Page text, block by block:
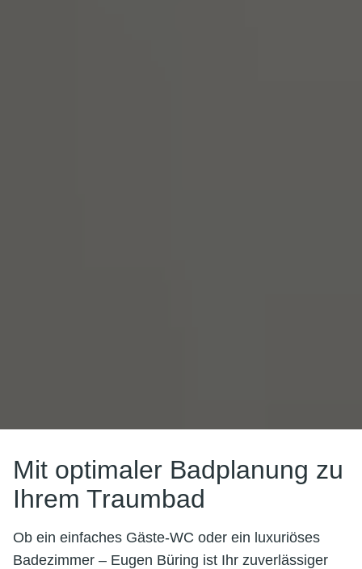
Mit optimaler Badplanung zu
Ihrem Traumbad
Ob ein einfaches Gäste-WC oder ein luxuriöses
Badezimmer – Eugen Büring ist Ihr zuverlässiger